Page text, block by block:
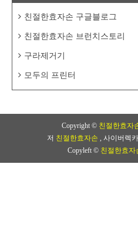
친절한효자손 구글블로그
친절한효자손 브런치스토리
구라제거기
모두의 프린터
Copyright © 친절한효자
저 친절한효자손 , 사이버렉
Copyleft © 친절한효자